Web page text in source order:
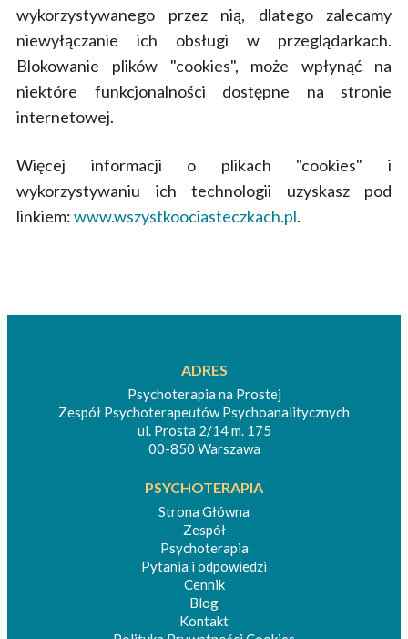
wykorzystywanego przez nią, dlatego zalecamy
niewyłączanie ich obsługi w przeglądarkach.
Blokowanie plików "cookies", może wpłynąć na
niektóre funkcjonalności dostępne na stronie
internetowej.
Więcej informacji o plikach "cookies" i
wykorzystywaniu ich technologii uzyskasz pod
linkiem:www.wszystkoociasteczkach.pl.
ADRES
Psychoterapia na Prostej
Zespół Psychoterapeutów Psychoanalitycznych
ul. Prosta 2/14 m. 175
00-850 Warszawa
PSYCHOTERAPIA
Strona Główna
Zespół
Psychoterapia
Pytania i odpowiedzi
Cennik
Blog
Kontakt